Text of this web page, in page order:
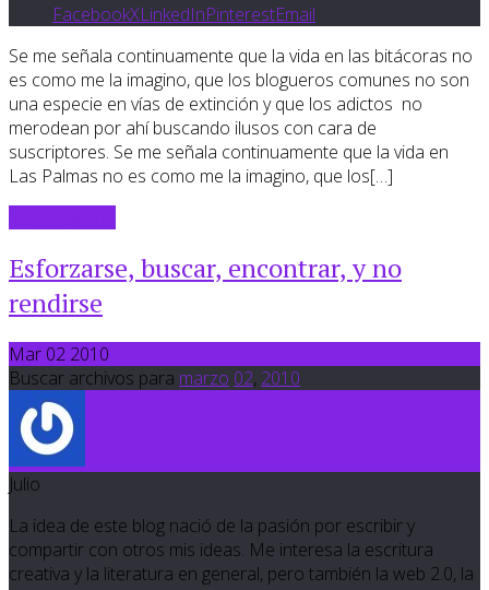
FacebookXLinkedInPinterestEmail
Se me señala continuamente que la vida en las bitácoras no
es como me la imagino, que los blogueros comunes no son
una especie en vías de extinción y que los adictos no
merodean por ahí buscando ilusos con cara de
suscriptores. Se me señala continuamente que la vida en
Las Palmas no es como me la imagino, que los[…]
Esforzarse, buscar, encontrar, y no
rendirse
Mar 02 2010
Buscar archivos para marzo 02, 2010
Julio
La idea de este blog nació de la pasión por escribir y
compartir con otros mis ideas. Me interesa la escritura
creativa y la literatura en general, pero también la web 2.0, la